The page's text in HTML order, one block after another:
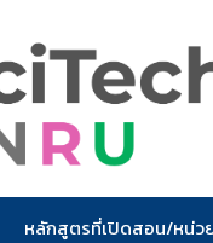
หลักสูตรที่เปิดสอน/หน่ว